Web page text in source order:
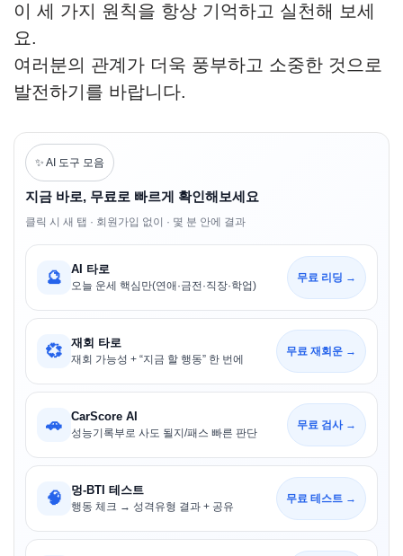
이 세 가지 원칙을 항상 기억하고 실천해 보세
요.
여러분의 관계가 더욱 풍부하고 소중한 것으로
발전하기를 바랍니다.
✨ AI 도구 모음
지금 바로, 무료로 빠르게 확인해보세요
클릭 시 새 탭 · 회원가입 없이 · 몇 분 안에 결과
🔮 AI 타로
오늘 운세 핵심만(연애·금전·직장·학업)
무료 리딩 →
💞 재회 타로
재회 가능성 + “지금 할 행동” 한 번에
무료 재회운 →
🚗 CarScore AI
성능기록부로 사도 될지/패스 빠른 판단
무료 검사 →
🧠 멍-BTI 테스트
행동 체크 → 성격유형 결과 + 공유
무료 테스트 →